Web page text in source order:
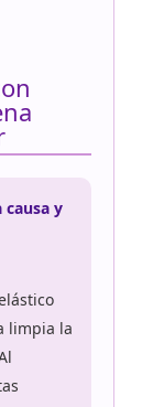
y
limpia la